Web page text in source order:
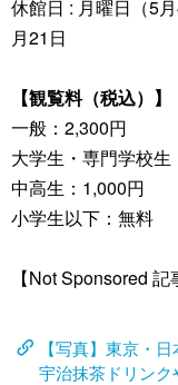
休館日 : 月曜日（5
月21日
【観覧料（税込）】
一般：2,300円
大学生・専門学校
中高生：1,000円
小学生以下：無料
【Not Sponsored 記
【写真】東京・
宇治抹茶ドリン